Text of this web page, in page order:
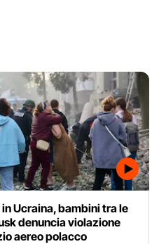
in Ucraina, bambini tra le
denuncia violazione
aereo polacco